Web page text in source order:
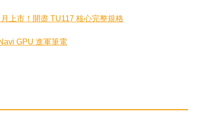
上市！開盡 TU117 核心完整規格
GPU 進軍筆電